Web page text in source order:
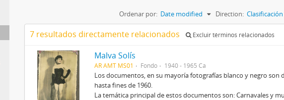
Ordenar por: Date modified Direction:
7 resultados directamente relacionados Excluir términos relacionados
Malva Solís
AR AMT MS01 Fondo 1940 - 1965 Ca
Los documentos, en su mayoría fotografías blanco y negro son
hasta fines de 1960.
La temática principal de estos documentos son: Carnavales y